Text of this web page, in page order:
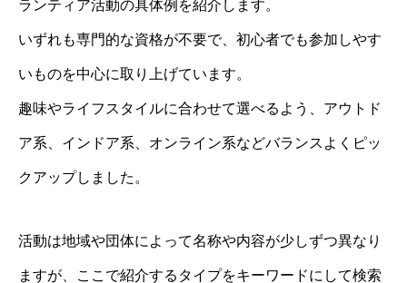
ランティア活動の具体例を紹介します。
いずれも専門的な資格が不要で、初心者でも参加しやす
いものを中心に取り上げています。
趣味やライフスタイルに合わせて選べるよう、アウトド
ア系、インドア系、オンライン系などバランスよくピッ
クアップしました。
活動は地域や団体によって名称や内容が少しずつ異なり
ますが、ここで紹介するタイプをキーワードにして検索